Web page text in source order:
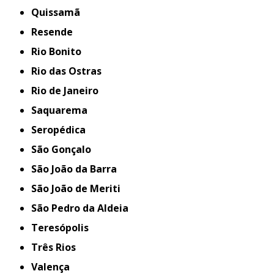
Quissamã
Resende
Rio Bonito
Rio das Ostras
Rio de Janeiro
Saquarema
Seropédica
São Gonçalo
São João da Barra
São João de Meriti
São Pedro da Aldeia
Teresópolis
Três Rios
Valença